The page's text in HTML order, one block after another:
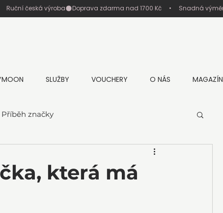
Ruční česká výroba
SLUŽBY VOUCHERY O NÁS MAGAZÍN
Příběh značky
která má